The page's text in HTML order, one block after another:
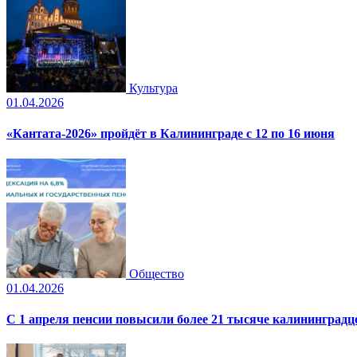
Культура
01.04.2026
«Кантата-2026» пройдёт в Калининграде с 12 по 16 июня
Общество
01.04.2026
С 1 апреля пенсии повысили более 21 тысяче